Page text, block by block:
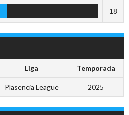
18
Liga Temporada
Plasencia League 2025